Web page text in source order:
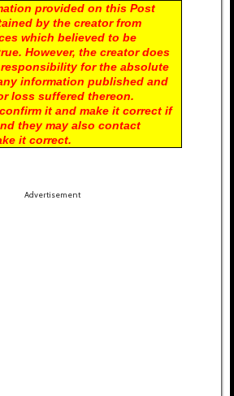
provided on this Post
by the creator from
which believed to be
However, the creator does
for the absolute
information published and
loss suffered thereon.
it and make it correct if
they may also contact
it correct.
Advertisement